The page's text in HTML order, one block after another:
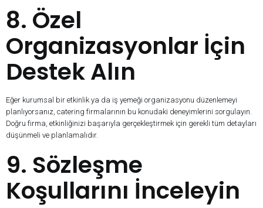
8. Özel
Organizasyonlar İçin
Destek Alın
Eğer kurumsal bir etkinlik ya da iş yemeği organizasyonu düzenlemeyi
planlıyorsanız, catering firmalarının bu konudaki deneyimlerini sorgulayın.
Doğru firma, etkinliğinizi başarıyla gerçekleştirmek için gerekli tüm detayları
düşünmeli ve planlamalıdır.
9. Sözleşme
Koşullarını İnceleyin